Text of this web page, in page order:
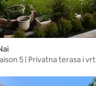
5 | Privatna terasa i vrt